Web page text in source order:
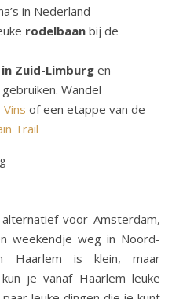
in Nederland
rodelbaan bij de
Zuid-Limburg en
Wandel
of een etappe van de
Trail
voor Amsterdam,
weekendje weg in Noord-
Haarlem is klein, maar
je vanaf Haarlem leuke